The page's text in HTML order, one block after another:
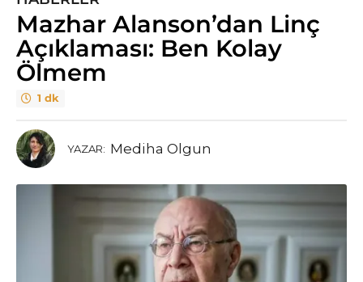
Mazhar Alanson’dan Linç
Açıklaması: Ben Kolay
Ölmem
1 dk
YAZAR: Mediha Olgun